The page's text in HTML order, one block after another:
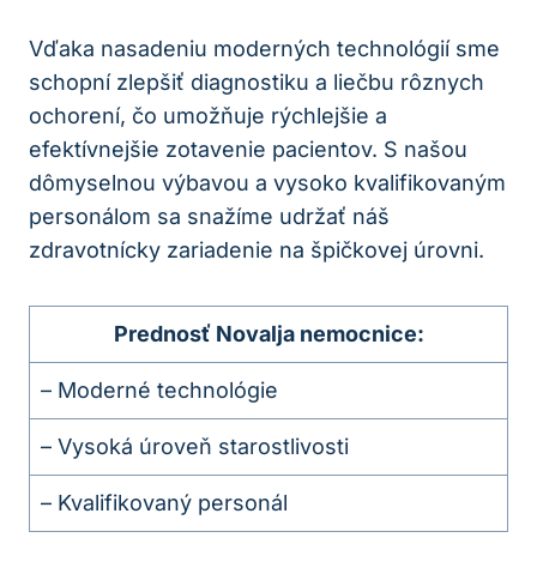
Vďaka nasadeniu moderných technológií sme
schopní zlepšiť diagnostiku a liečbu rôznych
ochorení, čo umožňuje rýchlejšie a
efektívnejšie zotavenie pacientov. S našou
dômyselnou výbavou a vysoko kvalifikovaným
personálom sa snažíme udržať náš
zdravotnícky zariadenie na špičkovej úrovni.
Prednosť Novalja nemocnice:
– Moderné technológie
– Vysoká úroveň starostlivosti
– Kvalifikovaný personál